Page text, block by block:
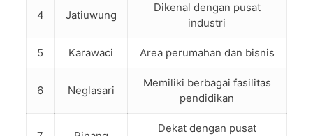
4 Jatiuwung
Dikenal dengan pusat
industri
5 Karawaci Area perumahan dan bisnis
6 Neglasari
Memiliki berbagai fasilitas
pendidikan
Dekat dengan pusat